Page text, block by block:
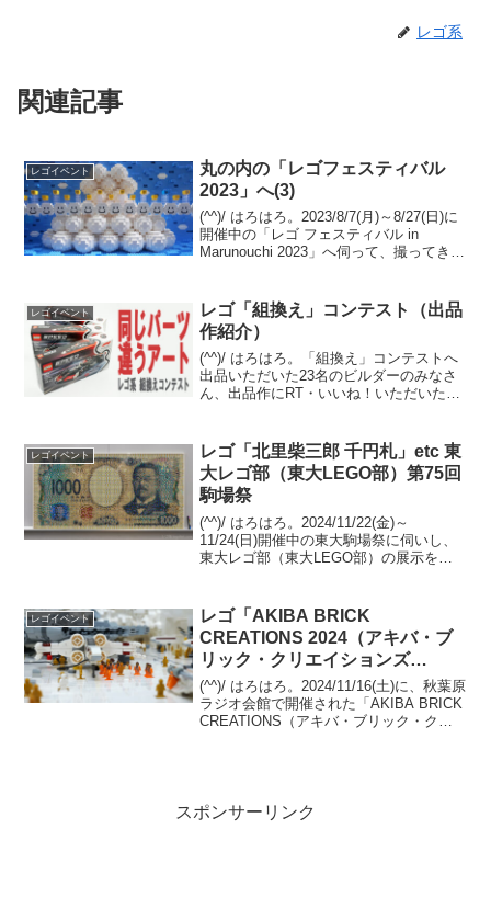
レゴ系
関連記事
レゴイベント
丸の内の「レゴフェスティバル
2023」へ(3)
(^^)/ はろはろ。2023/8/7(月)～8/27(日)に
開催中の「レゴ フェスティバル in
Marunouchi 2023」へ伺って、撮ってきた
回は最後の展示場...
レゴイベント
レゴ「組換え」コンテスト（出品
作紹介）
(^^)/ はろはろ。「組換え」コンテストへ
出品いただいた23名のビルダーのみなさ
ん、出品作にRT・いいね！いただいたみ
ます。（敬称略）各画像をクリックいた
だくと、最大...
レゴイベント
レゴ「北里柴三郎 千円札」etc 東
大レゴ部（東大LEGO部）第75回
駒場祭
(^^)/ はろはろ。2024/11/22(金)～
11/24(日)開催中の東大駒場祭に伺いし、
東大レゴ部（東大LEGO部）の展示を観
レンジアカデミー」をアップします。
モ...
レゴイベント
レゴ「AKIBA BRICK
CREATIONS 2024（アキバ・ブ
リック・クリエイションズ
2024）」(1)個人ブース(前半)
(^^)/ はろはろ。2024/11/16(土)に、秋葉原
ラジオ会館で開催された「AKIBA BRICK
CREATIONS（アキバ・ブリック・クリ
スポンサーリンク